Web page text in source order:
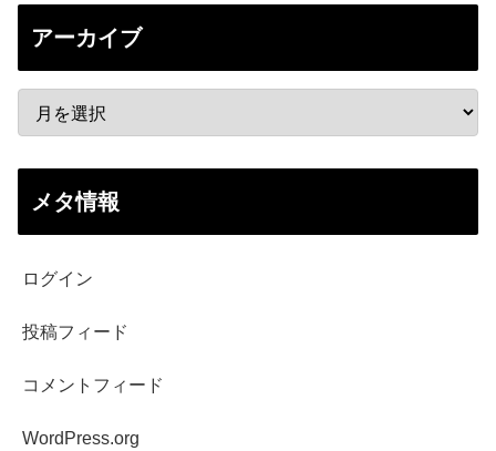
アーカイブ
メタ情報
ログイン
投稿フィード
コメントフィード
WordPress.org